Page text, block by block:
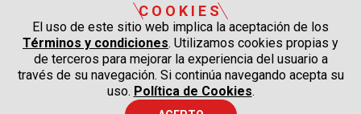
COOKIES
El uso de este sitio web implica la aceptación de los
Términos y condiciones. Utilizamos cookies propias y
de terceros para mejorar la experiencia del usuario a
través de su navegación. Si continúa navegando acepta su
uso. Política de Cookies.